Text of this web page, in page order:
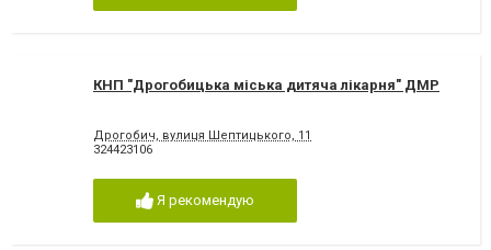
КНП "Дрогобицька міська дитяча лікарня" ДМР
Дрогобич, вулиця Шептицького, 11
324423106
Я рекомендую